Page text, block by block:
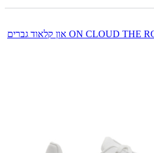
ON CLOUD THE ROGER ADVANTAGE און קלאוד גברים